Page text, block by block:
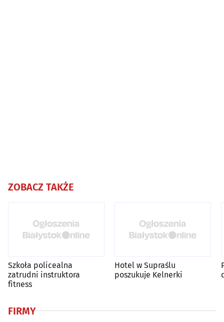
ZOBACZ TAKŻE
Szkoła policealna
zatrudni instruktora
fitness
Hotel w Supraślu
poszukuje Kelnerki
FIRMY